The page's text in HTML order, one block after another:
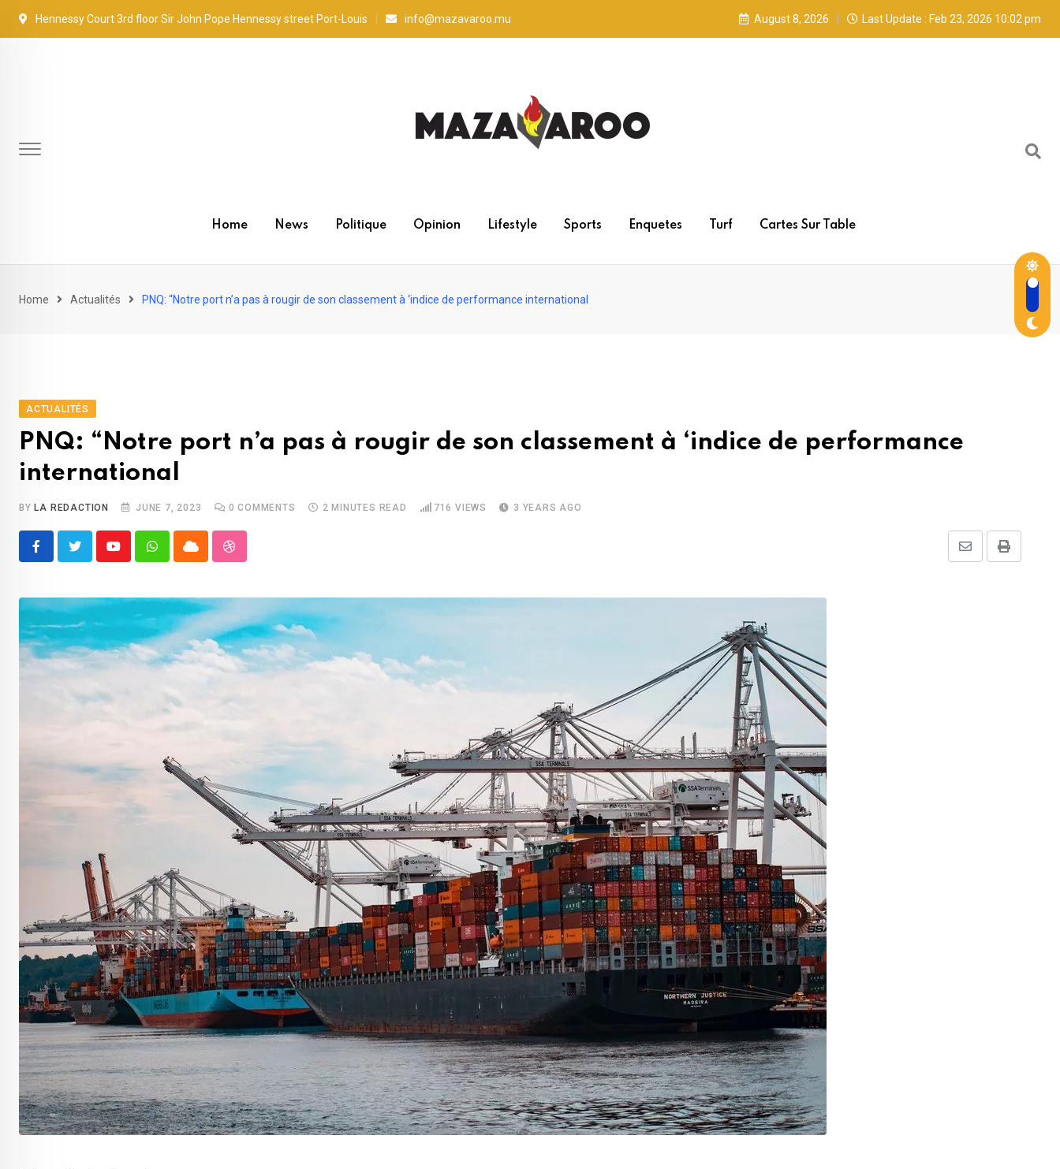
Skip
Hennessy Court 3rd floor Sir John Pope Hennessy street Port-Louis info@mazavaroo.mu August 8, 2026 Last Update : Feb 23, 2026 10:02 pm
Home News Politique Opinion Lifestyle Sports Enquetes Turf Cartes Sur Table
Home Actualités PNQ: “Notre port n’a pas à rougir de son classement à ‘indice de performance international
ACTUALITÉS
PNQ: “Notre port n’a pas à rougir de son classement à ‘indice de performance
international
BY LA REDACTION JUNE 7, 2023 0 COMMENTS 2 MINUTES READ 716 VIEWS 3 YEARS AGO
YoutubeWhatsappCloud StumbleUpon Print
Share